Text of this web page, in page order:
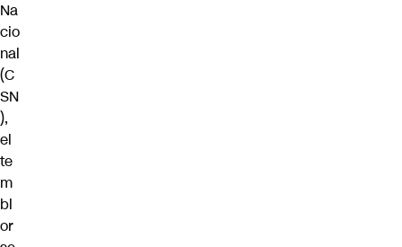
Na
cio
nal
(C
SN
),
el
te
m
bl
or